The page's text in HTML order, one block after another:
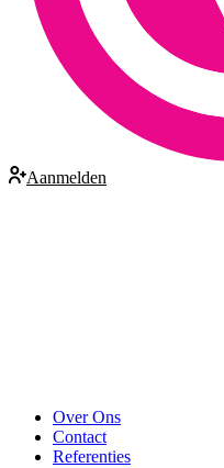
Aanmelden
Over Ons
Contact
Referenties